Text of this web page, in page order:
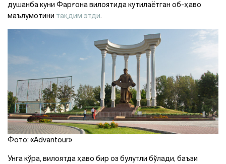
душанба куни Фарғона вилоятида кутилаётган об-ҳаво
маълумотини тақдим этди.
Фото: «Advantour»
Унга кўра, вилоятда ҳаво бир оз булутли бўлади, баъзи